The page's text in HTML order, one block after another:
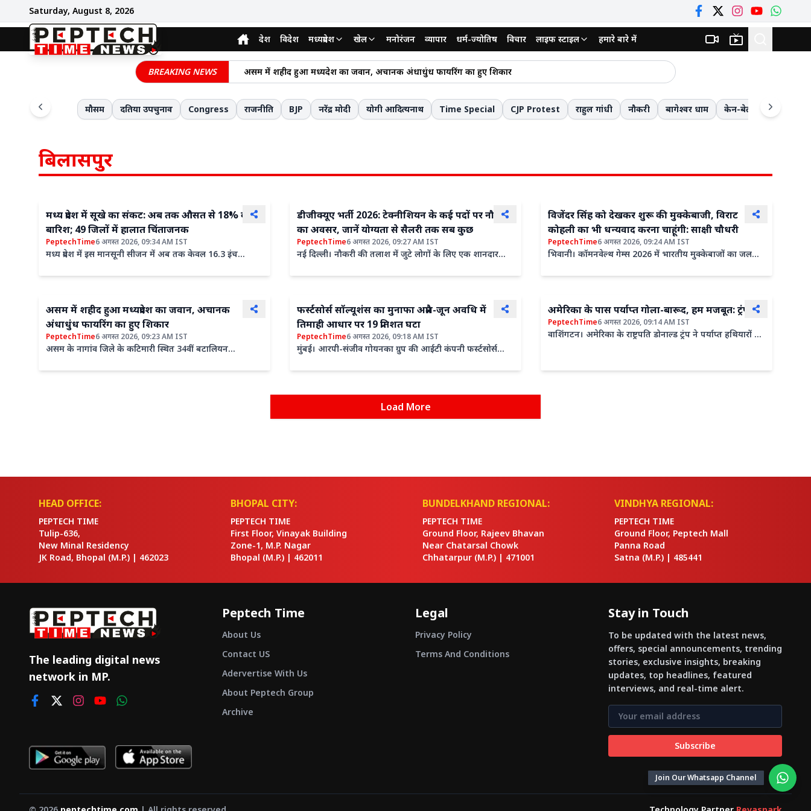
Saturday, August 8, 2026
देश विदेश मध्यप्रदेश खेल मनोरंजन व्यापार धर्म-ज्योतिष विचार लाइफ स्टाइल हमारे बारे में
BREAKING NEWS
असम में शहीद हुआ मध्यप्रदेश का जवान, अचानक अंधाधुंध फायरिंग का हुए शिकार
मध्यप्रदेश कांग्रेस का बड़ा दांव, अवधेश नायक बने मध्य प्रदेश कांग्रेस के प्रदेश महासचिव
दिल दहला देने वाला हत्याकांड: कार लोन की EMI से बचने के लिए शराब पिलाई, मुंह में जहर डाला और फिर घोंटा गला
नई दिल्ली में 7वें अंतर्राष्ट्रीय ऊर्जा सम्मेलन में शामिल हुए CM डॉ. मोहन यादव; मध्य प्रदेश के ऊर्जा मॉडल की दी प्रस्तुति
मौसम दतिया उपचुनाव Congress राजनीति BJP नरेंद्र मोदी योगी आदित्यनाथ Time Special CJP Protest राहुल गांधी नौकरी बागेश्वर धाम केन-बेतवा लिंक
बिलासपुर
मध्य प्रदेश में सूखे का संकट: अब तक औसत से 18% कम
बारिश; 49 जिलों में हालात चिंताजनक
PeptechTime6 अगस्त 2026, 09:34 AM IST
मध्य प्रदेश में इस मानसूनी सीजन में अब तक केवल 16.3 इंच
इंच) से...
डीजीक्यूए भर्ती 2026: टेक्नीशियन के कई पदों पर नौकरी
का अवसर, जानें योग्यता से सैलरी तक सब कुछ
PeptechTime6 अगस्त 2026, 09:27 AM IST
नई दिल्ली। नौकरी की तलाश में जुटे लोगों के लिए एक शानदार
विजेंदर सिंह को देखकर शुरू की मुक्केबाजी, विराट
कोहली का भी धन्यवाद करना चाहूंगी: साक्षी चौधरी
PeptechTime6 अगस्त 2026, 09:24 AM IST
भिवानी। कॉमनवेल्थ गेम्स 2026 में भारतीय मुक्केबाजों का जलवा
असम में शहीद हुआ मध्यप्रदेश का जवान, अचानक
अंधाधुंध फायरिंग का हुए शिकार
PeptechTime6 अगस्त 2026, 09:23 AM IST
असम के नागांव जिले के कटिमारी स्थित 34वीं बटालियन
एक...
फर्स्टसोर्स सॉल्यूशंस का मुनाफा अप्रैल-जून अवधि में
तिमाही आधार पर 19 प्रतिशत घटा
PeptechTime6 अगस्त 2026, 09:18 AM IST
मुंबई। आरपी-संजीव गोयनका ग्रुप की आईटी कंपनी फर्स्टसोर्स
अमेरिका के पास पर्याप्त गोला-बारूद, हम मजबूत: ट्रंप
PeptechTime6 अगस्त 2026, 09:14 AM IST
वाशिंगटन। अमेरिका के राष्ट्रपति डोनाल्ड ट्रंप ने पर्याप्त हथियारों को
Load More
Join Our Whatsapp Channel
HEAD OFFICE:
PEPTECH TIME
Tulip-636,
New Minal Residency
JK Road, Bhopal (M.P.) | 462023
BHOPAL CITY:
PEPTECH TIME
First Floor, Vinayak Building
Zone-1, M.P. Nagar
Bhopal (M.P.) | 462011
BUNDELKHAND REGIONAL:
PEPTECH TIME
Ground Floor, Rajeev Bhavan
Near Chatarsal Chowk
Chhatarpur (M.P.) | 471001
VINDHYA REGIONAL:
PEPTECH TIME
Ground Floor, Peptech Mall
Panna Road
Satna (M.P.) | 485441
The leading digital news
network in MP.
Peptech Time
About Us
Contact US
Adervertise With Us
About Peptech Group
Archive
Legal
Privacy Policy
Terms And Conditions
Stay in Touch
To be updated with the latest news,
offers, special announcements, trending
stories, exclusive insights, breaking
updates, top headlines, featured
interviews, and real-time alert.
Subscribe